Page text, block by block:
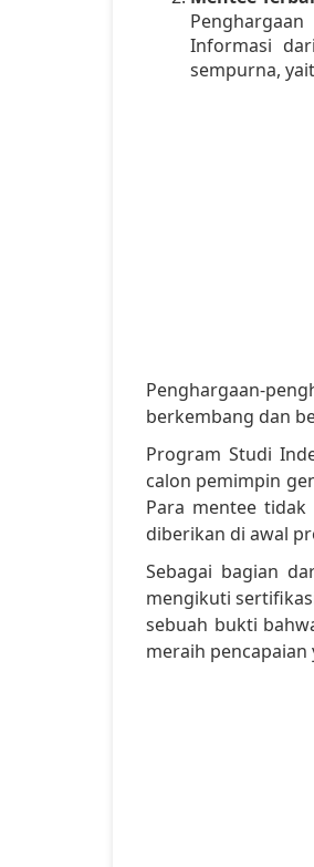
Informasi
sempurna,
Penghargaan-
berkembang dan
Program Studi
calon pemimpin
Para mentee
diberikan di awal
Sebagai bagian
mengikuti
sebuah bukti
meraih pencapaian